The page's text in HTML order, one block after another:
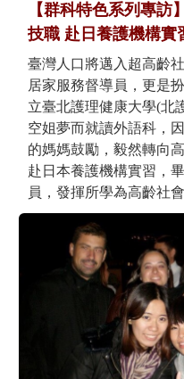
【群科特色系列專
技職 赴日養護機構實
臺灣人口將邁入超高齡
居家服務督導員，更是
立臺北護理健康大學(北
空姐夢而就讀外語科，
的媽媽鼓勵，毅然轉向
赴日本養護機構實習，
員，發揮所學為高齡社